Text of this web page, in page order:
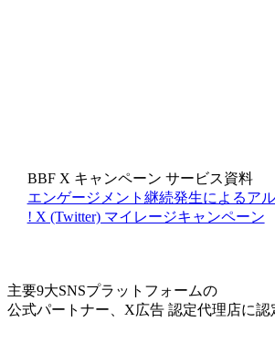
BBF X キャンペーン サービス資料
エンゲージメント継続発⽣によるア
! X (Twitter) マイレージキャンペーン
主要9大SNSプラットフォームの
公式パートナー、X広告 認定代理店に認